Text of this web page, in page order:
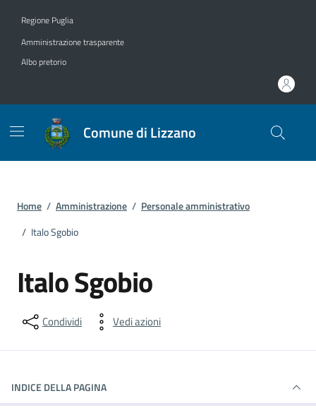
Regione Puglia
Amministrazione trasparente
Albo pretorio
Comune di Lizzano
Home / Amministrazione / Personale amministrativo
/ Italo Sgobio
Italo Sgobio
Condividi Vedi azioni
INDICE DELLA PAGINA